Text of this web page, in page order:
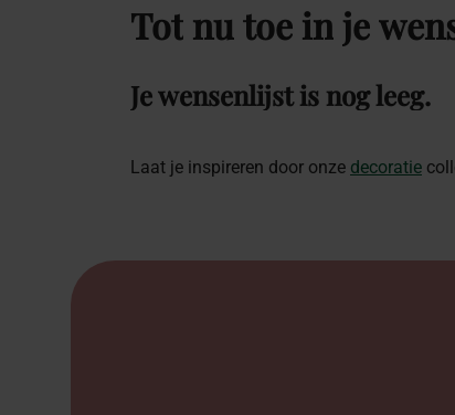
Tot nutoe in je
Je wensenlijst is nog leeg.
Laat je inspireren door onze decoratie